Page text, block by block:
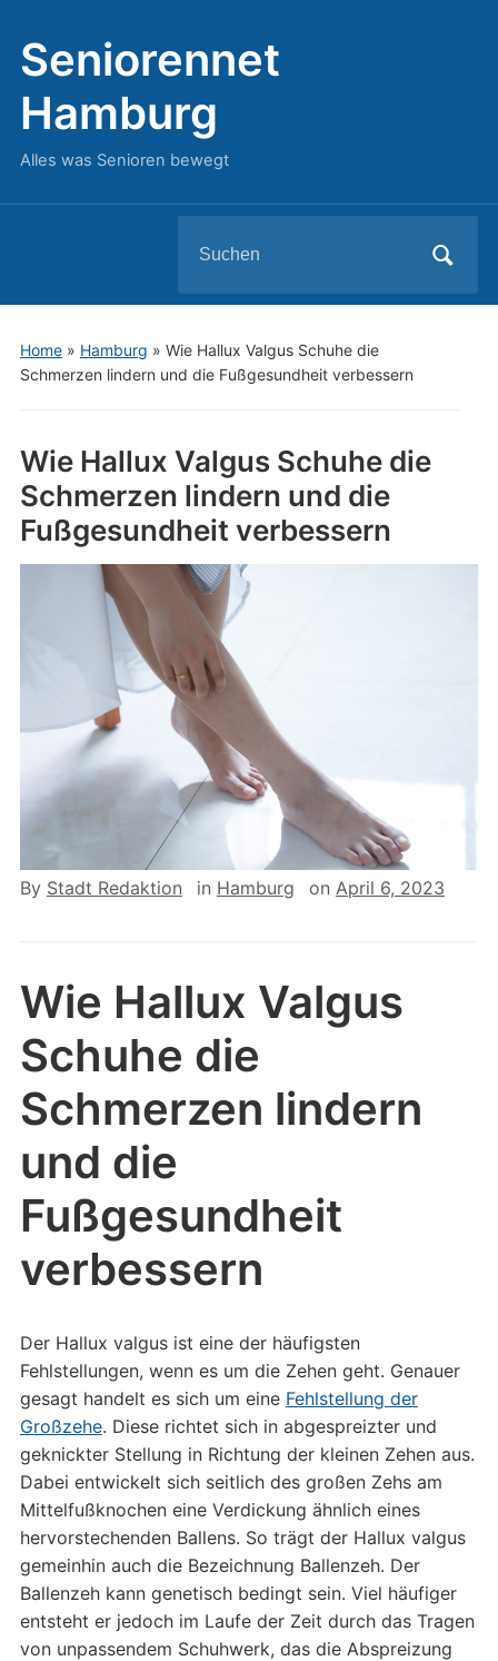
Seniorennet
Hamburg
Alles was Senioren bewegt
for:
Home» Hamburg » Wie Hallux Valgus Schuhe die
Schmerzen lindern und die Fußgesundheit verbessern
Wie Hallux Valgus Schuhe die
Schmerzen lindern und die
Fußgesundheit verbessern
By Stadt Redaktion in Hamburg on April 6, 2023
Wie Hallux Valgus
Schuhe die
Schmerzen lindern
und die
Fußgesundheit
verbessern
Der Hallux valgus ist eine der häufigsten
Fehlstellungen, wenn es um die Zehen geht. Genauer
gesagt handelt es sich um eine Fehlstellung der
Großzehe. Diese richtet sich in abgespreizter und
geknickter Stellung in Richtung der kleinen Zehen aus.
Dabei entwickelt sich seitlich des großen Zehs am
Mittelfußknochen eine Verdickung ähnlich eines
hervorstechenden Ballens. So trägt der Hallux valgus
gemeinhin auch die Bezeichnung Ballenzeh. Der
Ballenzeh kann genetisch bedingt sein. Viel häufiger
entsteht er jedoch im Laufe der Zeit durch das Tragen
von unpassendem Schuhwerk, das die Abspreizung